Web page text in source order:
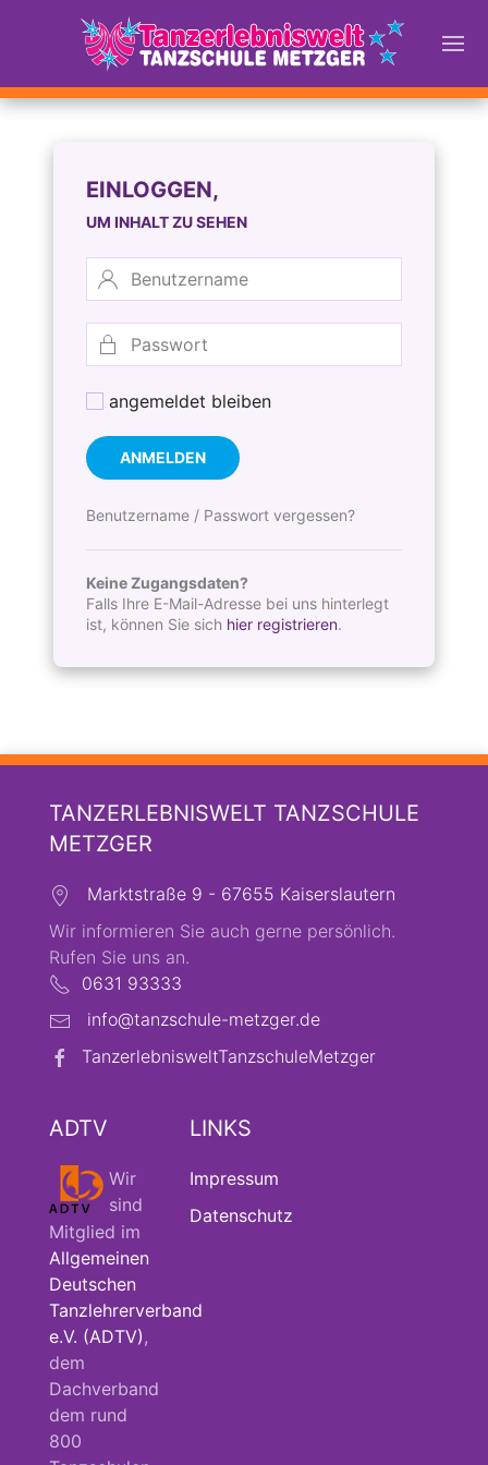
EINLOGGEN,
UM INHALT ZU SEHEN
angemeldet bleiben
ANMELDEN
Benutzername / Passwort vergessen?
Keine Zugangsdaten?
Falls Ihre E-Mail-Adresse bei uns hinterlegt
ist, können Sie sich hier registrieren.
TANZERLEBNISWELT TANZSCHULE
METZGER
Marktstraße 9 - 67655 Kaiserslautern
Wir informieren Sie auch gerne persönlich.
Rufen Sie uns an.
0631 93333
info@tanzschule-metzger.de
TanzerlebnisweltTanzschuleMetzger
ADTV
Wir
sind
Mitglied im
Allgemeinen
Deutschen
Tanzlehrerverband
e.V. (ADTV) ,
dem
Dachverband
dem rund
800
LINKS
Impressum
Datenschutz